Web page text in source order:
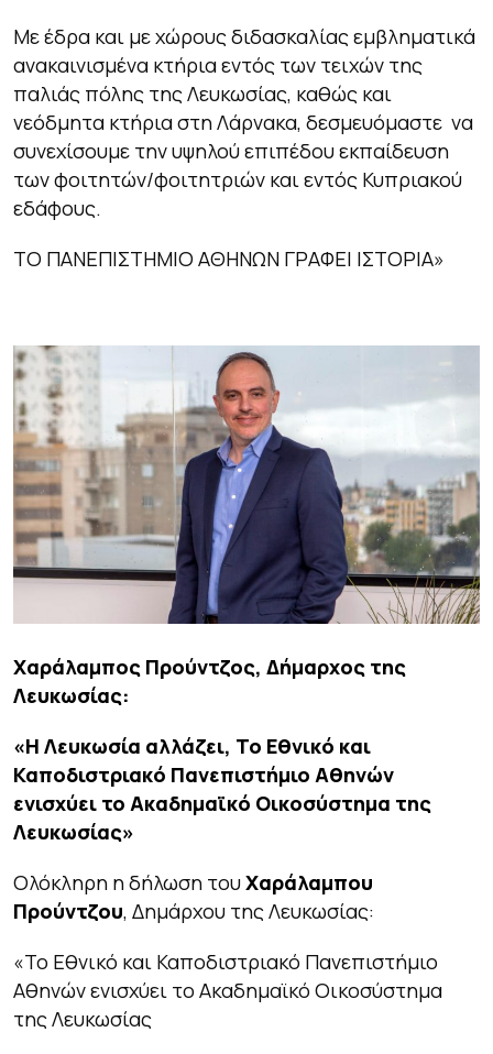
Με έδρα και με χώρους διδασκαλίας εμβληματικά
ανακαινισμένα κτήρια εντός των τειχών της
παλιάς πόλης της Λευκωσίας, καθώς και
νεόδμητα κτήρια στη Λάρνακα, δεσμευόμαστε να
συνεχίσουμε την υψηλού επιπέδου εκπαίδευση
των φοιτητών/φοιτητριών και εντός Κυπριακού
εδάφους.
ΤΟ ΠΑΝΕΠΙΣΤΗΜΙΟ ΑΘΗΝΩΝ ΓΡΑΦΕΙ ΙΣΤΟΡΙΑ»
Χαράλαμπος Προύντζος, Δήμαρχος της
Λευκωσίας:
«Η Λευκωσία αλλάζει, Το Εθνικό και
Καποδιστριακό Πανεπιστήμιο Αθηνών
ενισχύει το Ακαδημαϊκό Οικοσύστημα της
Λευκωσίας»
Ολόκληρη η δήλωση τουΧαράλαμπου
Προύντζου, Δημάρχου της Λευκωσίας:
«Το Εθνικό και Καποδιστριακό Πανεπιστήμιο
Αθηνών ενισχύει το Ακαδημαϊκό Οικοσύστημα
της Λευκωσίας